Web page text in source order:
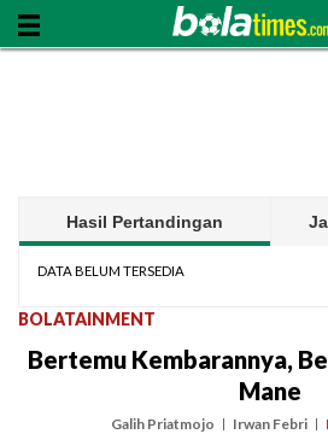
Hasil Pertandingan
DATA BELUM TERSEDIA
BOLATAINMENT
Bertemu Kembarannya,
Mane
Galih Priatmojo Irwan Febri